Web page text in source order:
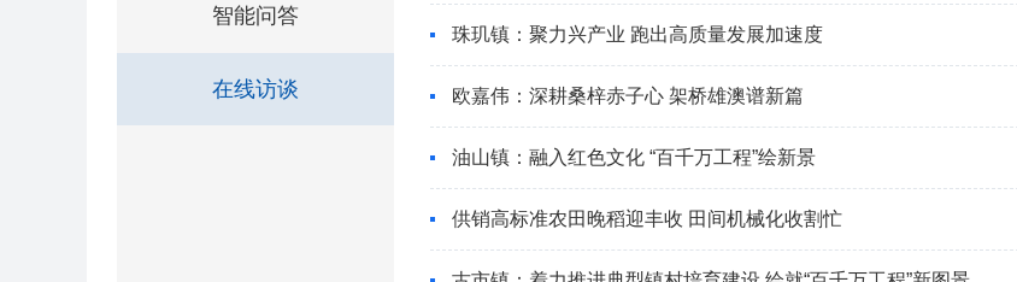
智能问答
在线访谈
珠玑镇：聚力兴产业 跑出高质量发展加速度
欧嘉伟：深耕桑梓赤子心 架桥雄澳谱新篇
油山镇：融入红色文化 “百千万工程”绘新景
供销高标准农田晚稻迎丰收 田间机械化收割忙